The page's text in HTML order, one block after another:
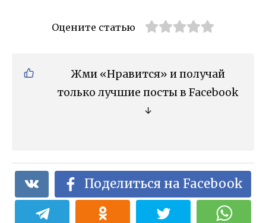
Оцените статью
Жми «Нравится» и получай
только лучшие посты в Facebook
↓
Поделиться на Facebook